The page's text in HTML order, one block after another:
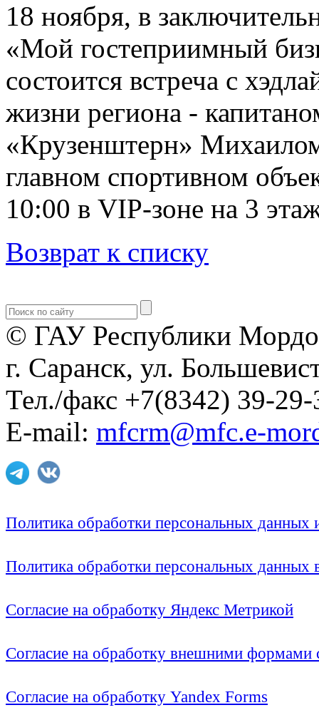
18 ноября, в
«Мой гостеприимный
состоится встреча с
жизни региона -
«Крузенштерн»
главном спортивном
10:00 в VIP-зоне на 3
Возврат к списку
© ГАУ Республики
г. Саранск, ул.
Тел./факс +7(8342) 39-29-
E-mail: mfcrm@mfc.e-
Политика обработки персональных
Политика обработки персональных
Согласие на обработку Яндекс Метрикой
Согласие на обработку внешними формами
Согласие на обработку Yandex Forms